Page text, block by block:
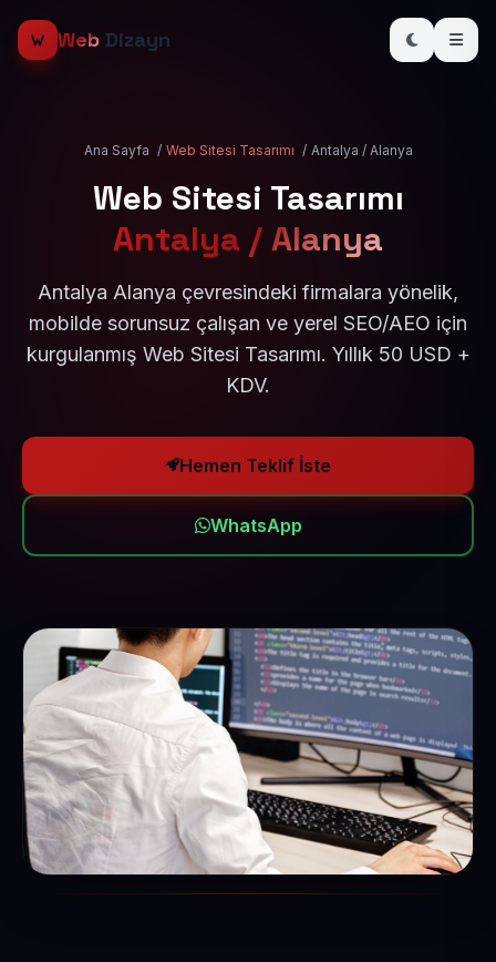
Web Dizayn
Ana Sayfa / Web Sitesi Tasarımı / Antalya / Alanya
Web Sitesi Tasarımı
Antalya / Alanya
Antalya Alanya çevresindeki firmalara yönelik,
mobilde sorunsuz çalışan ve yerel SEO/AEO için
kurgulanmış Web Sitesi Tasarımı. Yıllık 50 USD +
KDV.
Hemen Teklif İste
WhatsApp